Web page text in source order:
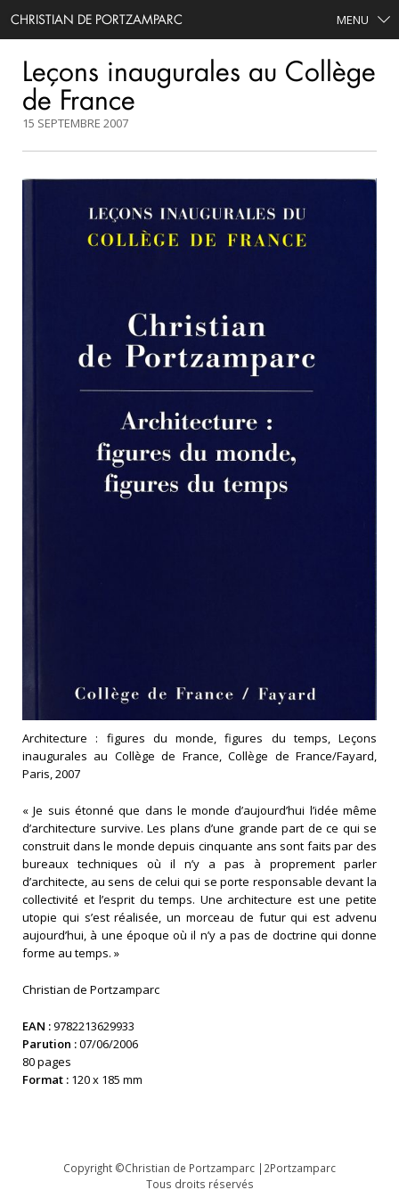
CHRISTIAN DE PORTZAMPARC MENU
Leçons inaugurales au Collège
de France
15 SEPTEMBRE 2007
Architecture : figures du monde, figures du temps, Leçons
inaugurales au Collège de France, Collège de France/Fayard,
Paris, 2007
« Je suis étonné que dans le monde d’aujourd’hui l’idée même
d’architecture survive. Les plans d’une grande part de ce qui se
construit dans le monde depuis cinquante ans sont faits par des
bureaux techniques où il n’y a pas à proprement parler
d’architecte, au sens de celui qui se porte responsable devant la
collectivité et l’esprit du temps. Une architecture est une petite
utopie qui s’est réalisée, un morceau de futur qui est advenu
aujourd’hui, à une époque où il n’y a pas de doctrine qui donne
forme au temps. »
Christian de Portzamparc
EAN :9782213629933
Parution :07/06/2006
80 pages
Format : 120 x 185 mm
Copyright ©Christian de Portzamparc |2Portzamparc
Tous droits réservés